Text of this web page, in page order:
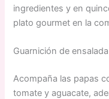
ingredientes y en
plato gourmet en la
Guarnición de
Acompaña las papas
tomate y aguacate,